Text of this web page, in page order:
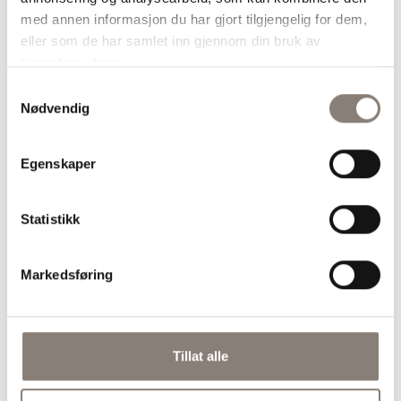
med annen informasjon du har gjort tilgjengelig for dem,
eller som de har samlet inn gjennom din bruk av
Nødvendig
Egenskaper
Statistikk
Markedsføring
Tillat alle
Legg blandingen i en stor form
eller på et stekebrett så alle
bitene ligger godt spredt. Dette
og ikke la dem bli brent. Ta dem